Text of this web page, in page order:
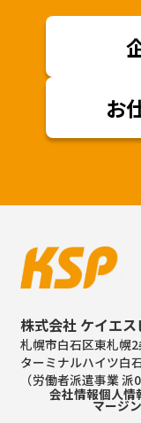
お
株式会社 ケイエ
札幌市白石区東札幌
ターミナルハイツ白
（労働者派遣事業 派
会社情報個人情
マージ